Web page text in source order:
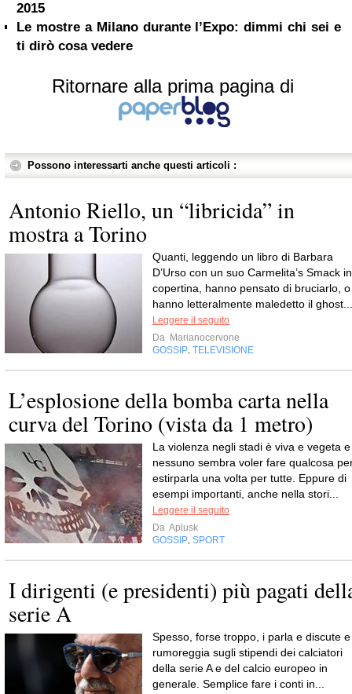
2015
Le mostre a Milano durante l’Expo: dimmi chi sei e
ti dirò cosa vedere
Ritornare alla prima pagina di
Possono interessarti anche questi articoli :
Antonio Riello, un “libricida” in
mostra a Torino
Quanti, leggendo un libro di Barbara
D’Urso con un suo Carmelita’s Smack in
copertina, hanno pensato di bruciarlo, o
hanno letteralmente maledetto il ghost...
Leggere il seguito
Da Marianocervone
GOSSIP TELEVISIONE
L’esplosione della bomba carta nella
curva del Torino (vista da 1 metro)
La violenza negli stadi è viva e vegeta e
nessuno sembra voler fare qualcosa
estirparla una volta per tutte. Eppure di
esempi importanti, anche nella stori...
Leggere il seguito
Da Aplusk
GOSSIP SPORT
I dirigenti (e presidenti) più pagati
serie A
Spesso, forse troppo, i parla e discute e
rumoreggia sugli stipendi dei calciatori
della serie A e del calcio europeo in
generale. Semplice fare i conti in...